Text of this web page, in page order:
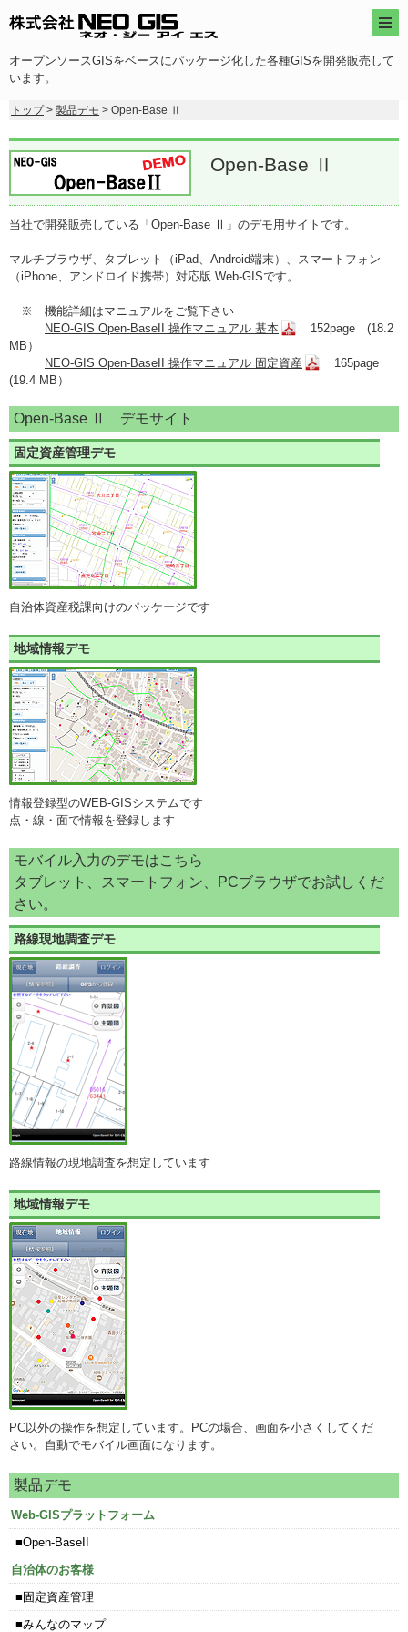
オープンソースGISをベースにパッケージ化した各種GISを開発販売して
います。
トップ> 製品デモ > Open-Base Ⅱ
Open-Base Ⅱ
当社で開発販売している「Open-Base Ⅱ」のデモ用サイトです。
マルチブラウザ、タブレット（iPad、Android端末）、スマートフォン
（iPhone、アンドロイド携帯）対応版 Web-GISです。
※ 機能詳細はマニュアルをご覧下さい
NEO-GIS Open-BaseII 操作マニュアル 基本
152page (18.2
MB）
NEO-GIS Open-BaseII 操作マニュアル 固定資産
165page
(19.4 MB）
Open-Base Ⅱ デモサイト
固定資産管理デモ
自治体資産税課向けのパッケージです
地域情報デモ
情報登録型のWEB-GISシステムです
点・線・面で情報を登録します
モバイル入力のデモはこちら
タブレット、スマートフォン、PCブラウザでお試しくだ
さい。
路線現地調査デモ
路線情報の現地調査を想定しています
地域情報デモ
PC以外の操作を想定しています。PCの場合、画面を小さくしてくだ
さい。自動でモバイル画面になります。
製品デモ
Web-GISプラットフォーム
Open-BaseII
自治体のお客様
固定資産管理
みんなのマップ